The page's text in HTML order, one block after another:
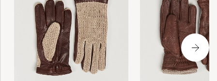
Excellent quality, very soft leather.
JOON-MO L KØBTE PÅ CAREOFCARL.DE
Hestra gör handskar för folk med långa lill-